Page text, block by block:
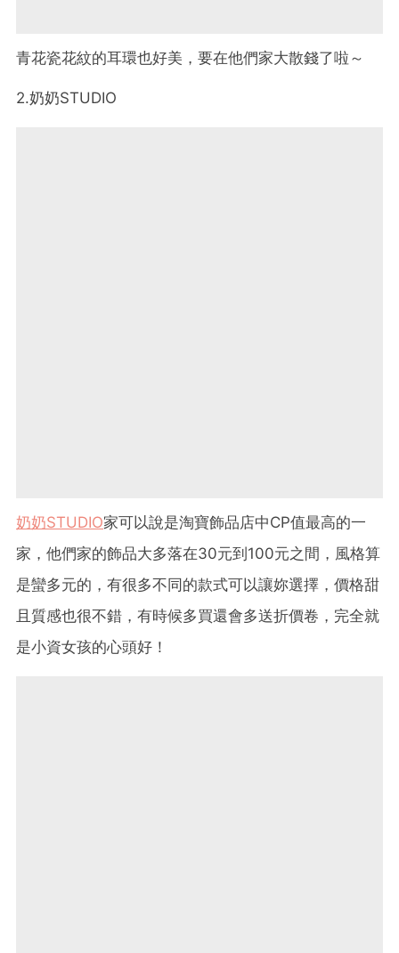
青花瓷花紋的耳環也好美，要在他們家大散錢了啦～
2.奶奶STUDIO
奶奶STUDIO家可以說是淘寶飾品店中CP值最高的一
家，他們家的飾品大多落在30元到100元之間，風格算
是蠻多元的，有很多不同的款式可以讓妳選擇，價格甜
且質感也很不錯，有時候多買還會多送折價卷，完全就
是小資女孩的心頭好！